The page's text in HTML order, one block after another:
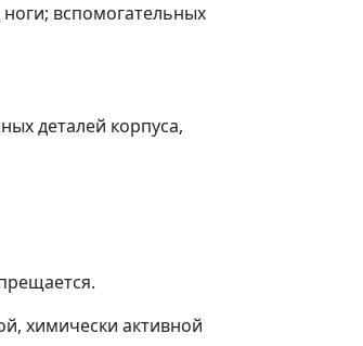
вспомогательных
деталей корпуса,
химически активной